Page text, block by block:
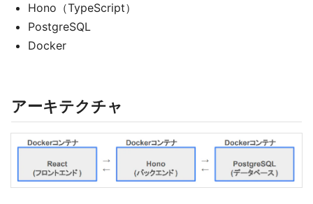
Hono（TypeScript）
PostgreSQL
Docker
アーキテクチャ